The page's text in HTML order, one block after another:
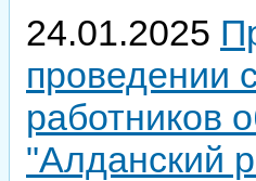
24.01.2025
проведении
работников
"Алданский